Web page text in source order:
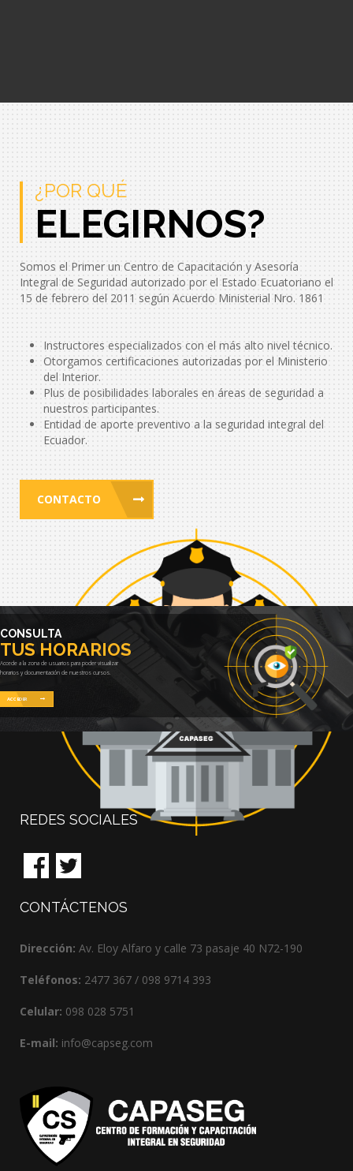
¿POR QUÉ
ELEGIRNOS?
Somos el Primer un Centro de Capacitación y Asesoría
Integral de Seguridad autorizado por el Estado Ecuatoriano el
15 de febrero del 2011 según Acuerdo Ministerial Nro. 1861
Instructores especializados con el más alto nivel técnico.
Otorgamos certificaciones autorizadas por el Ministerio
del Interior.
Plus de posibilidades laborales en áreas de seguridad a
nuestros participantes.
Entidad de aporte preventivo a la seguridad integral del
Ecuador.
CONTACTO
CONSULTA
TUS HORARIOS
Accede a la zona de usuarios para poder visualizar
horarios y documentación de nuestros cursos.
ACCEDER
REDES SOCIALES
CONTÁCTENOS
Dirección: Av. Eloy Alfaro y calle 73 pasaje 40 N72-190
Teléfonos: 2477 367 / 098 9714 393
Celular: 098 028 5751
E-mail: info@capseg.com